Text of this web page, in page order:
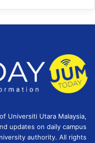
Universiti Utara Malaysia,
updates on daily campus
authority. All rights